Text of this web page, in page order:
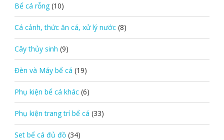
Bể cá rỗng (10)
Cá cảnh, thức ăn cá, xử lý nước (8)
Cây thủy sinh (9)
Đèn và Máy bể cá (19)
Phụ kiện bể cá khác (6)
Phụ kiện trang trí bể cá (33)
Set bể cá đủ đồ (34)